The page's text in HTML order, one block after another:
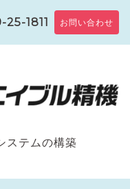
1811 お問い合わせ
ステムの構築